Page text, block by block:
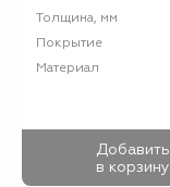
Толщина, мм
Покрытие
Материал
Добавить
в корзину